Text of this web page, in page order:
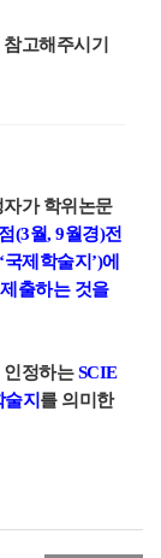
고해주시기
가 학위논문
(3월, 9월경)전
‘국제학술지 ’)에
출하는 것을
인정하는SCIE
지 를 의미한